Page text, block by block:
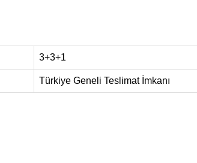
3+3+1
Türkiye Geneli Teslimat İmkanı